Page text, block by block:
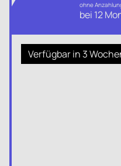
ohne
bei 12
Verfügbar in 3